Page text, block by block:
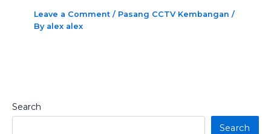
Leave a Comment / Pasang CCTV Kembangan /
By alex alex
Search
Search